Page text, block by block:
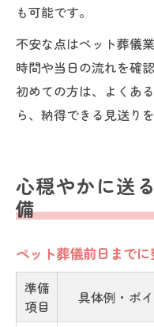
も可能です。
不安な点はペット葬儀
時間や当日の流れを確
初めての方は、よくあ
ら、納得できる見送り
心穏やかに送
備
ペット葬儀前日まで
準備
項目
具体例・ポ